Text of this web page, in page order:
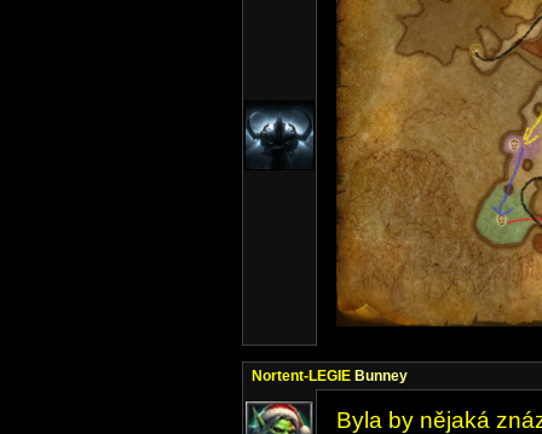
Nortent-LEGIE Bunney
Byla by nějaká